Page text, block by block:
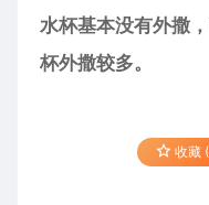
水杯基本没有外撒
杯外撒较多。
收藏